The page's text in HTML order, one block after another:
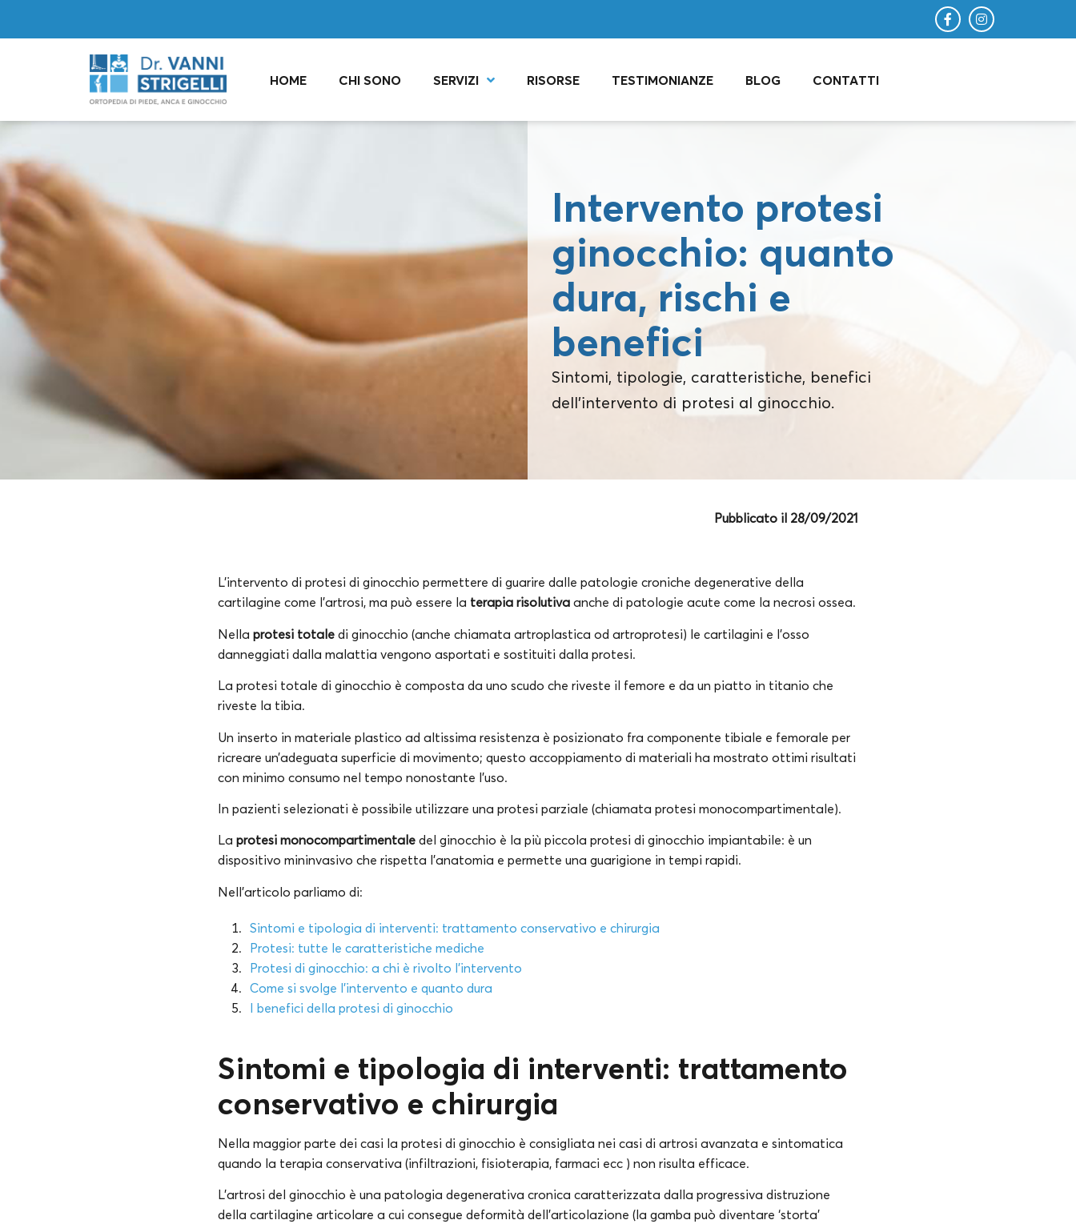
HOME CHI SONO SERVIZI RISORSE TESTIMONIANZE BLOG CONTATTI
Intervento protesi
ginocchio: quanto
dura, rischi e
benefici
Sintomi, tipologie, caratteristiche, benefici
dell'intervento di protesi al ginocchio.
Pubblicato il 28/09/2021
L’intervento di protesi di ginocchio permettere di guarire dalle patologie croniche degenerative della
cartilagine come l’artrosi, ma può essere la terapia risolutiva anche di patologie acute come la necrosi ossea.
Nella protesi totale di ginocchio (anche chiamata artroplastica od artroprotesi) le cartilagini e l’osso
danneggiati dalla malattia vengono asportati e sostituiti dalla protesi.
La protesi totale di ginocchio è composta da uno scudo che riveste il femore e da un piatto in titanio che
riveste la tibia.
Un inserto in materiale plastico ad altissima resistenza è posizionato fra componente tibiale e femorale per
ricreare un’adeguata superficie di movimento; questo accoppiamento di materiali ha mostrato ottimi risultati
con minimo consumo nel tempo nonostante l’uso.
In pazienti selezionati è possibile utilizzare una protesi parziale (chiamata protesi monocompartimentale).
La protesi monocompartimentale del ginocchio è la più piccola protesi di ginocchio impiantabile: è un
dispositivo mininvasivo che rispetta l’anatomia e permette una guarigione in tempi rapidi.
Nell’articolo parliamo di:
Sintomi e tipologia di interventi: trattamento conservativo e chirurgia
Protesi: tutte le caratteristiche mediche
Protesi di ginocchio: a chi è rivolto l’intervento
Come si svolge l’intervento e quanto dura
I benefici della protesi di ginocchio
Sintomi e tipologia di interventi: trattamento
conservativo e chirurgia
Nella maggior parte dei casi la protesi di ginocchio è consigliata nei casi di artrosi avanzata e sintomatica
quando la terapia conservativa (infiltrazioni, fisioterapia, farmaci ecc ) non risulta efficace.
L’artrosi del ginocchio è una patologia degenerativa cronica caratterizzata dalla progressiva distruzione
della cartilagine articolare a cui consegue deformità dell’articolazione (la gamba può diventare ‘storta’